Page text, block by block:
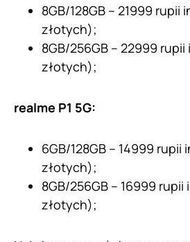
8GB/128GB – 21999 rupii
złotych);
8GB/256GB – 22999
złotych);
realme P1 5G:
6GB/128GB – 14999
złotych);
8GB/256GB – 16999
złotych);